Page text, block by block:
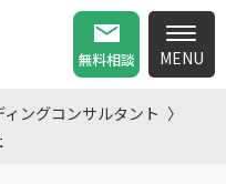
無料相談
ィングコンサルタント